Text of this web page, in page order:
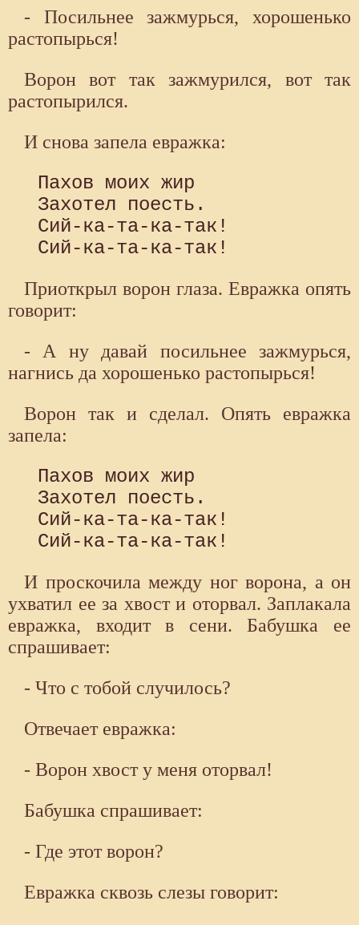
- Посильнее зажмурься, хорошенько
растопырься!
Ворон вот так зажмурился, вот так
растопырился.
И снова запела евражка:
Пахов моих жир
Захотел поесть.
Сий-ка-та-ка-так!
Приоткрыл ворон глаза. Евражка опять
говорит:
- А ну давай посильнее зажмурься,
нагнись да хорошенько растопырься!
Ворон так и сделал. Опять евражка
запела:
Пахов моих жир
Захотел поесть.
Сий-ка-та-ка-так!
И проскочила между ног ворона, а он
ухватил ее за хвост и оторвал. Заплакала
евражка, входит в сени. Бабушка ее
спрашивает:
- Что с тобой случилось?
Отвечает евражка:
- Ворон хвост у меня оторвал!
Бабушка спрашивает:
- Где этот ворон?
Евражка сквозь слезы говорит: